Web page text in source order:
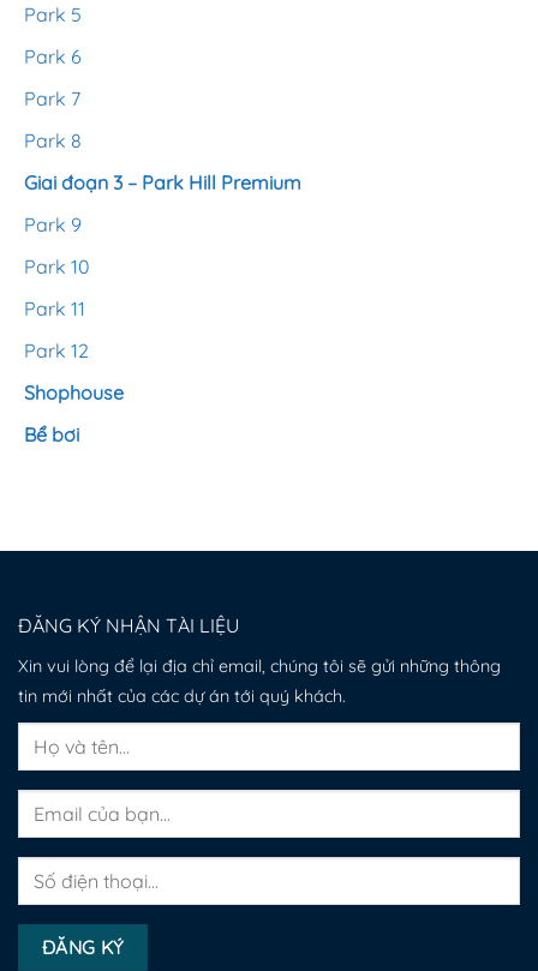
Park 5
Park 6
Park 7
Park 8
Giai đoạn 3 – Park Hill Premium
Park 9
Park 10
Park 11
Park 12
Shophouse
Bể bơi
ĐĂNG KÝ NHẬN TÀI LIỆU
Xin vui lòng để lại địa chỉ email, chúng tôi sẽ gửi những thông
tin mới nhất của các dự án tới quý khách.